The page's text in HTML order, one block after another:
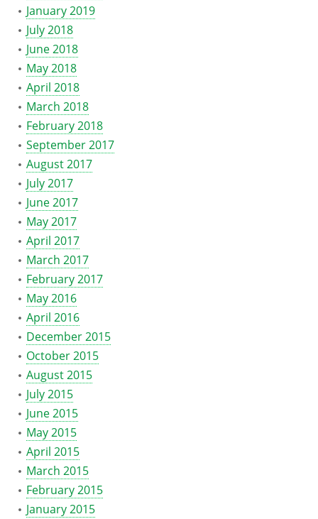
January 2019
July 2018
June 2018
May 2018
April 2018
March 2018
February 2018
September 2017
August 2017
July 2017
June 2017
May 2017
April 2017
March 2017
February 2017
May 2016
April 2016
December 2015
October 2015
August 2015
July 2015
June 2015
May 2015
April 2015
March 2015
February 2015
January 2015